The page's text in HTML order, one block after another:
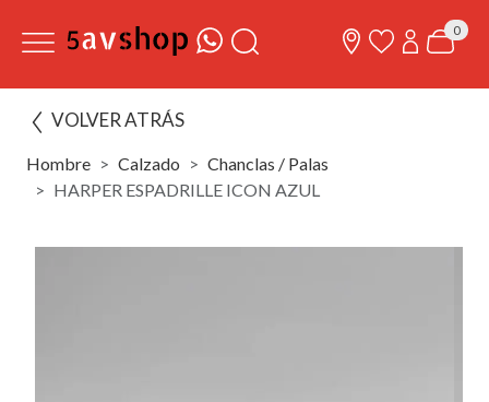
0
VOLVER ATRÁS
Hombre Calzado
Chanclas / Palas
HARPER ESPADRILLE ICON AZUL